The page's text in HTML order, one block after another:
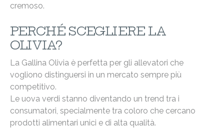
cremoso.
PERCHÉ SCEGLIERE LA
OLIVIA?
La Gallina Olivia è perfetta per gli allevatori che
vogliono distinguersi in un mercato sempre più
competitivo.
Le uova verdi stanno diventando un trend tra i
consumatori, specialmente tra coloro che cercano
prodotti alimentari unici e di alta qualità.